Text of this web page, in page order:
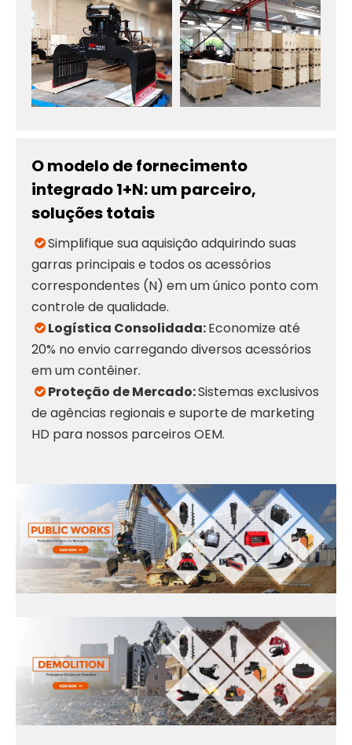
O modelo de fornecimento
integrado 1+N: um parceiro,
soluções totais
Simplifique sua aquisição adquirindo suas
garras principais e todos os acessórios
correspondentes (N) em um único ponto com
controle de qualidade.
 Logística Consolidada:Economize até
20% no envio carregando diversos acessórios
em um contêiner.
 Proteção de Mercado:Sistemas exclusivos
de agências regionais e suporte de marketing
HD para nossos parceiros OEM.